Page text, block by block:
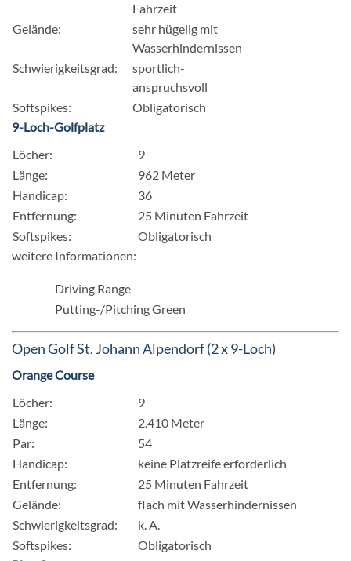
Fahrzeit
Gelände:
sehr hügelig mit
Wasserhindernissen
Schwierigkeitsgrad:
sportlich-
anspruchsvoll
Softspikes:
Obligatorisch
9-Loch-Golfplatz
Löcher:
9
Länge:
962 Meter
Handicap:
36
Entfernung:
25 Minuten Fahrzeit
Softspikes:
Obligatorisch
weitere Informationen:
Driving Range
Putting-/Pitching Green
Open Golf St. Johann Alpendorf (2 x 9-Loch)
Orange Course
Löcher:
9
Länge:
2.410 Meter
Par:
54
Handicap:
keine Platzreife erforderlich
Entfernung:
25 Minuten Fahrzeit
Gelände:
flach mit Wasserhindernissen
Schwierigkeitsgrad:
k. A.
Softspikes:
Obligatorisch